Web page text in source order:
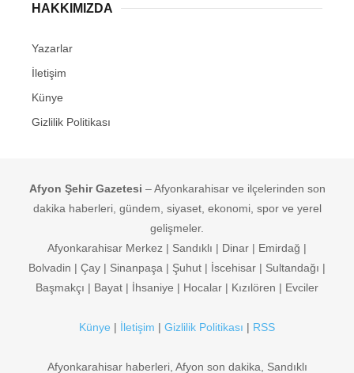
HAKKIMIZDA
Yazarlar
İletişim
Künye
Gizlilik Politikası
Afyon Şehir Gazetesi – Afyonkarahisar ve ilçelerinden son
dakika haberleri, gündem, siyaset, ekonomi, spor ve yerel
gelişmeler.
Afyonkarahisar Merkez | Sandıklı | Dinar | Emirdağ |
Bolvadin | Çay | Sinanpaşa | Şuhut | İscehisar | Sultandağı |
Başmakçı | Bayat | İhsaniye | Hocalar | Kızılören | Evciler
Künye | İletişim | Gizlilik Politikası | RSS
Afyonkarahisar haberleri, Afyon son dakika, Sandıklı